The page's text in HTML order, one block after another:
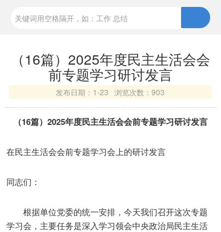
（16篇）2025年度民主生活会会
前专题学习研讨发言
发布日期： 1-23 浏览次数：903
（16篇）2025年度民主生活会会前专题学习研讨发言
在民主生活会会前专题学习会上的研讨发言
同志们：
根据单位党委的统一安排，今天我们召开这次专题
学习会，主要任务是深入学习领会中央政治局民主生活